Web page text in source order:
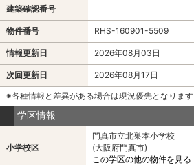
建築確認番号
物件番号 RHS-160901-5509
情報更新日 2026年08月03日
次回更新日
2026年08月17日
※各種情報と差異がある場合は現況優先となります
学区情報
小学校区
門真市立北巣本小学校
(大阪府門真市)
この学区の他の物件を見る